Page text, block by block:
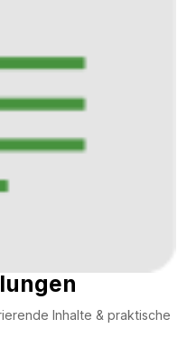
Inhalte & praktische